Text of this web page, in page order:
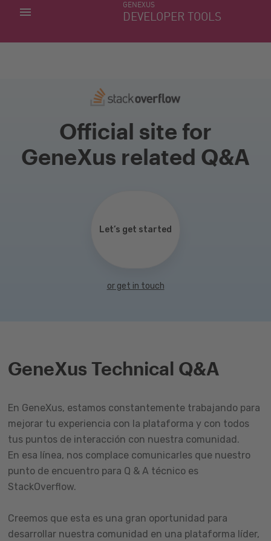
GENEXUS
DEVELOPER TOOLS
MIS APLICACIONES
Official site for
GeneXus related Q&A
Let’s get started
or get in touch
GeneXus Technical Q&A
En GeneXus, estamos constantemente trabajando para
mejorar tu experiencia con la plataforma y con todos
tus puntos de interacción con nuestra comunidad.
En esa línea, nos complace comunicarles que nuestro
punto de encuentro para Q & A técnico es
StackOverflow.
Creemos que esta es una gran oportunidad para
desarrollar nuestra comunidad en una plataforma líder,